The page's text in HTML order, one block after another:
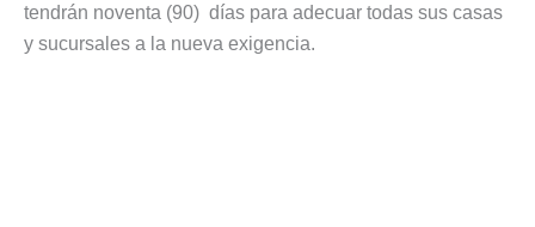
tendrán noventa (90) días para adecuar todas sus casas
y sucursales a la nueva exigencia.